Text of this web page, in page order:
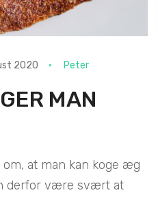
2020 Peter
MAN
at man kan koge æg
derfor være svært at